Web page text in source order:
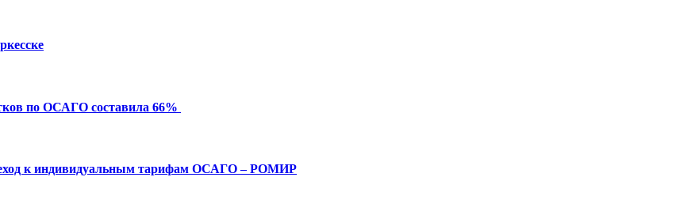
по ОСАГО составила 66%
к индивидуальным тарифам ОСАГО – РОМИР